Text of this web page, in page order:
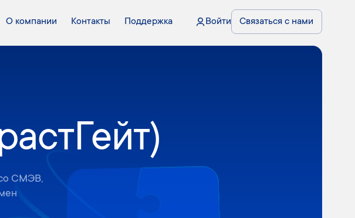
О компании Контакты Поддержка Войти Связаться с нами
СМЭВ,